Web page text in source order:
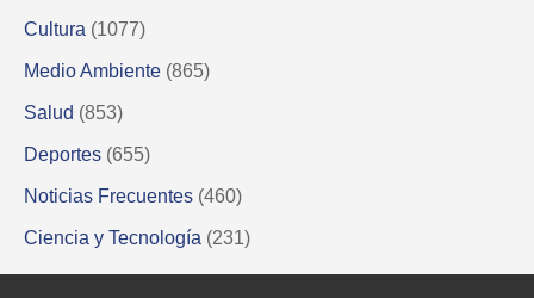
Cultura (1077)
Medio Ambiente (865)
Salud (853)
Deportes (655)
Noticias Frecuentes (460)
Ciencia y Tecnología (231)